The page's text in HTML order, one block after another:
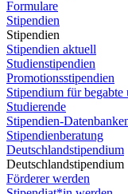
Formulare
Stipendien
Stipendien
Stipendien aktuell
Studienstipendien
Promotionsstipendien
Stipendium für begabte
Studierende
Stipendien-
Stipendienberatung
Deutschlandstipendium
Deutschlandstipendium
Förderer werden